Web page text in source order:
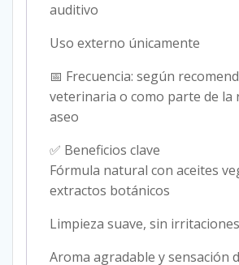
auditivo
Uso externo únicamente
📅 Frecuencia: según
veterinaria o como parte de la
aseo
✅ Beneficios clave
Fórmula natural con aceites
extractos botánicos
Limpieza suave, sin irritaciones
Aroma agradable y sensación